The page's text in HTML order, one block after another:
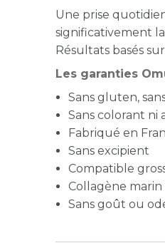
Une prise
significativement
Résultats basés
Les garanties
Sans gluten,
Sans colorant ni
Fabriqué en
Sans excipient
Compatible
Collagène
Sans goût ou